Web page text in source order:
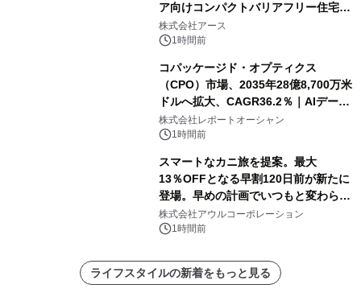
ア向けコンパクトバリアフリー住宅が
誕生
株式会社アース
1時間前
コパッケージド・オプティクス
（CPO）市場、2035年28億8,700万米
ドルへ拡大、CAGR36.2％｜AIデータ
センター・高速光通信需要が成長を加
速
株式会社レポートオーシャン
1時間前
スマートなカニ旅を提案。最大
13％OFFとなる早割120日前が新たに
登場。早めの計画でいつもと変わらぬ
大人の冬旅を。ー夕日ヶ浦温泉「佳松
苑 別邸ふうか」ー
株式会社アウルコーポレーション
1時間前
ライフスタイルの新着をもっと見る